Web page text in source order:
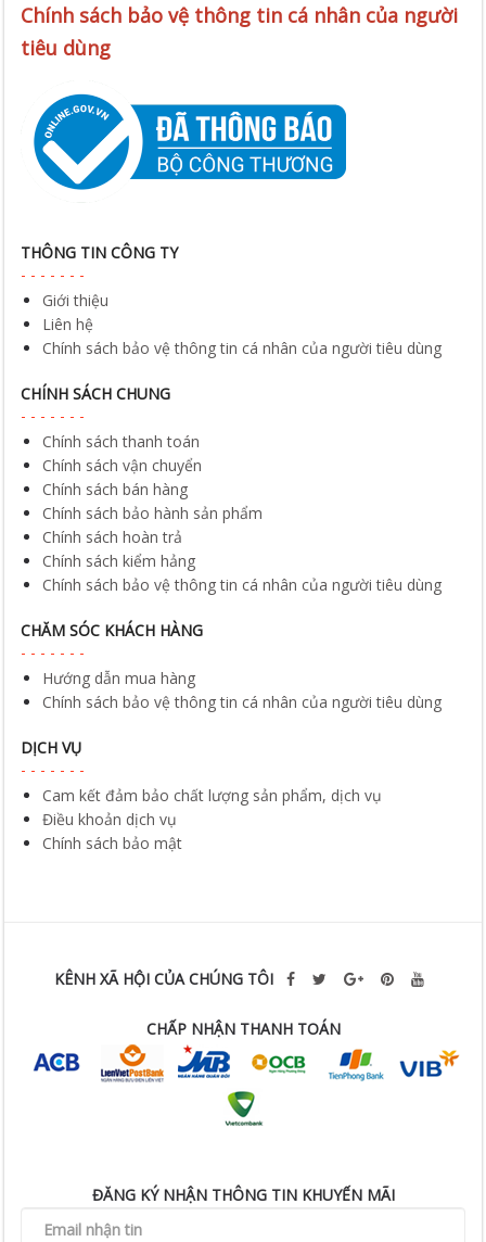
Chính sách bảo vệ thông tin cá nhân của người
tiêu dùng
THÔNG TIN CÔNG TY
Giới thiệu
Liên hệ
Chính sách bảo vệ thông tin cá nhân của người tiêu dùng
CHÍNH SÁCH CHUNG
Chính sách thanh toán
Chính sách vận chuyển
Chính sách bán hàng
Chính sách bảo hành sản phẩm
Chính sách hoàn trả
Chính sách kiểm hảng
Chính sách bảo vệ thông tin cá nhân của người tiêu dùng
CHĂM SÓC KHÁCH HÀNG
Hướng dẫn mua hàng
Chính sách bảo vệ thông tin cá nhân của người tiêu dùng
DỊCH VỤ
Cam kết đảm bảo chất lượng sản phẩm, dịch vụ
Điều khoản dịch vụ
Chính sách bảo mật
KÊNH XÃ HỘI CỦA CHÚNG TÔI
CHẤP NHẬN THANH TOÁN
ĐĂNG KÝ NHẬN THÔNG TIN KHUYẾN MÃI